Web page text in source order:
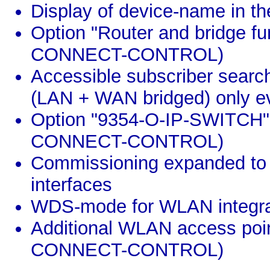
Display of device-name in
Option "Router and bridge
CONNECT-CONTROL)
Accessible subscriber
(LAN + WAN bridged) only
Option "9354-O-IP-
CONNECT-CONTROL)
Commissioning expanded
interfaces
WDS-mode for WLAN
Additional WLAN access
CONNECT-CONTROL)